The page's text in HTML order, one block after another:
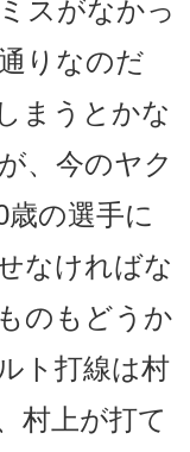
スがなかっ
りなのだ
まうとかな
、今のヤク
の選手に
なければな
のもどうか
ト打線は村
村上が打て